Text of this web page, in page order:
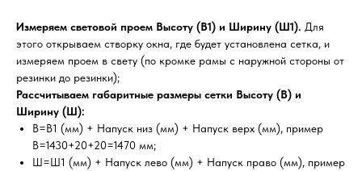
Измеряем световой проем Высоту (В1) и Ширину (Ш1). Для
этого открываем створку окна, где будет установлена сетка, и
измеряем проем в свету (по кромке рамы с наружной стороны от
резинки до резинки);
Рассчитываем габаритные размеры сетки Высоту (В) и
Ширину (Ш):
В=В1 (мм) + Напуск низ (мм) + Напуск верх (мм), пример
В=1430+20+20=1470 мм;
Ш=Ш1 (мм) + Напуск лево (мм) + Напуск право (мм), пример